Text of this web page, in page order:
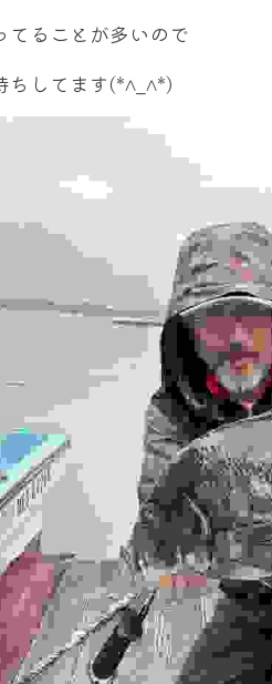
てることが多いので
ちしてます(*^_^*)